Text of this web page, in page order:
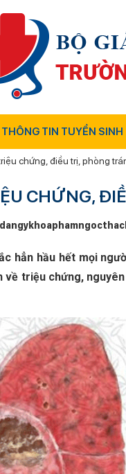
THÔNG TIN TUYỂN SINH
chứng, điều trị, phòng
CHỨNG,
hẳn hầu hết mọi
về triệu chứng,